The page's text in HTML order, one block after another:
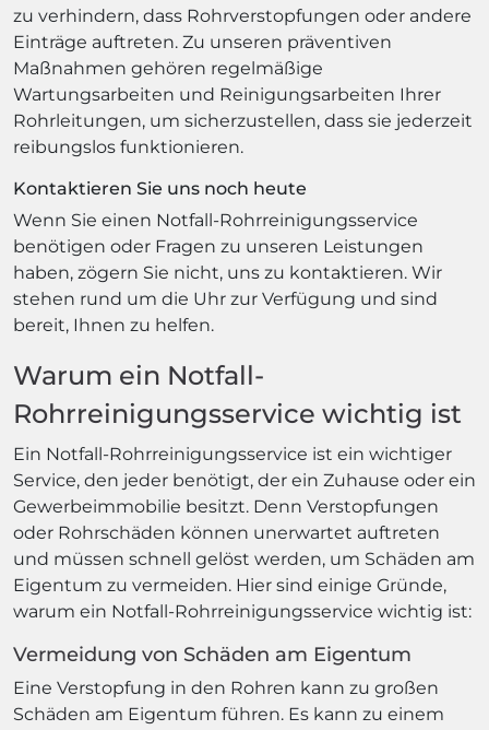
zu verhindern, dass Rohrverstopfungen oder andere
Einträge auftreten. Zu unseren präventiven
Maßnahmen gehören regelmäßige
Wartungsarbeiten und Reinigungsarbeiten Ihrer
Rohrleitungen, um sicherzustellen, dass sie jederzeit
reibungslos funktionieren.
Kontaktieren Sie uns noch heute
Wenn Sie einen Notfall-Rohrreinigungsservice
benötigen oder Fragen zu unseren Leistungen
haben, zögern Sie nicht, uns zu kontaktieren. Wir
stehen rund um die Uhr zur Verfügung und sind
bereit, Ihnen zu helfen.
Warum ein Notfall-
Rohrreinigungsservice wichtig ist
Ein Notfall-Rohrreinigungsservice ist ein wichtiger
Service, den jeder benötigt, der ein Zuhause oder ein
Gewerbeimmobilie besitzt. Denn Verstopfungen
oder Rohrschäden können unerwartet auftreten
und müssen schnell gelöst werden, um Schäden am
Eigentum zu vermeiden. Hier sind einige Gründe,
warum ein Notfall-Rohrreinigungsservice wichtig ist:
Vermeidung von Schäden am Eigentum
Eine Verstopfung in den Rohren kann zu großen
Schäden am Eigentum führen. Es kann zu einem